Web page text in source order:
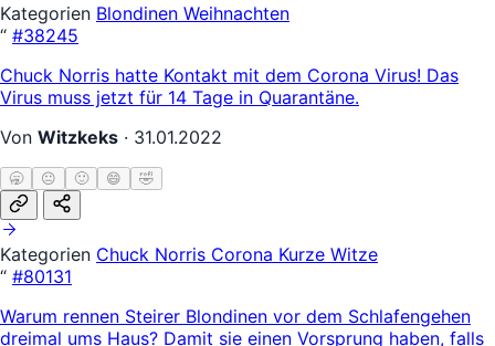
Kategorien Blondinen Weihnachten
“ #38245
Chuck Norris hatte Kontakt mit dem Corona Virus! Das
Virus muss jetzt für 14 Tage in Quarantäne.
Von Witzkeks · 31.01.2022
🥱 😐 🙂 😄 🤣
Kategorien Chuck Norris Corona Kurze Witze
“ #80131
Warum rennen Steirer Blondinen vor dem Schlafengehen
dreimal ums Haus? Damit sie einen Vorsprung haben, falls